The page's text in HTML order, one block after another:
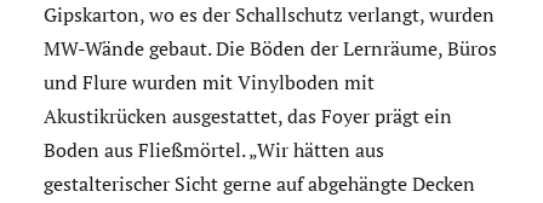
Gipskarton, wo es der Schallschutz verlangt, wurden
MW-Wände gebaut. Die Böden der Lernräume, Büros
und Flure wurden mit Vinylboden mit
Akustikrücken ausgestattet, das Foyer prägt ein
Boden aus Fließmörtel. „Wir hätten aus
gestalterischer Sicht gerne auf abgehängte Decken